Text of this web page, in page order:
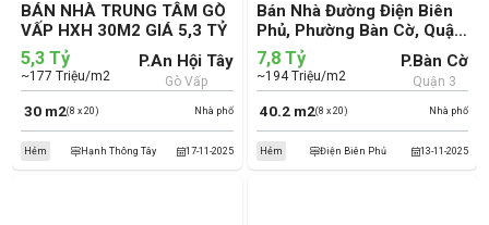
BÁN NHÀ TRUNG TÂM GÒ
VẤP HXH 30M2 GIÁ 5,3 TỶ
Nhà phố
30 m2(8 x 20)
5,3 Tỷ
~177 Triệu/m2
P.An Hội Tây
Gò Vấp
17-11-2025
Hẻm Hạnh Thông Tây
Bán Nhà Đường Điện Biên
Phủ, Phường Bàn Cờ, Quận
3 (cũ)
Nhà phố
40.2 m2(8 x 20)
7,8 Tỷ
~194 Triệu/m2
P.Bàn Cờ
Quận 3
13-11-2025
Hẻm Điện Biên Phủ